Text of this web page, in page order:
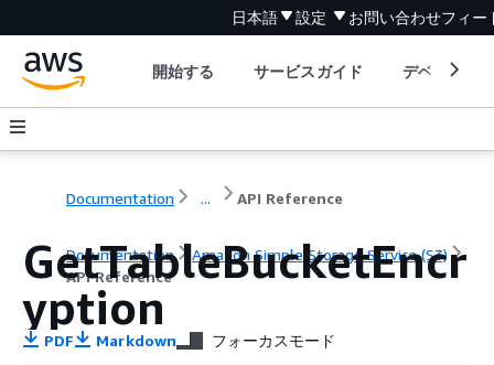
日本語 設定 お問い合わせフィー
開始する サービスガイド デベロッパ
Documentation ... API Reference
Documentation
Amazon Simple Storage Service (S3)
API Reference
GetTableBucketEncr
yption
PDF Markdown フォーカスモード